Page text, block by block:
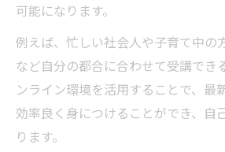
可能になります。
例えば、忙しい社会人や子育て中の
など自分の都合に合わせて受講でき
ンライン環境を活用することで、最
効率良く身につけることができ、自
ります。